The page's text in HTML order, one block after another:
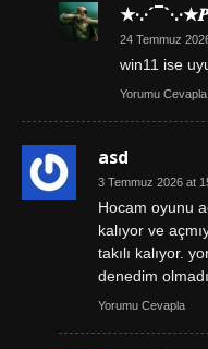
24 Temmuz
win11 ise
Yorumu Cevapla
asd
3 Temmuz 2026 at
Hocam oyunu
kalıyor ve
takılı kalıyor.
denedim olmadı
Yorumu Cevapla